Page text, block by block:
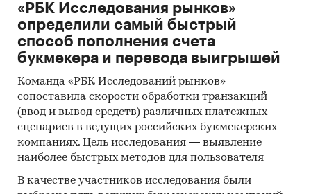
«РБК Исследования рынков»
определили самый быстрый
способ пополнения счета
букмекера и перевода выигрышей
Команда «РБК Исследований рынков»
сопоставила скорости обработки транзакций
(ввод и вывод средств) различных платежных
сценариев в ведущих российских букмекерских
компаниях. Цель исследования — выявление
наиболее быстрых методов для пользователя
В качестве участников исследования были